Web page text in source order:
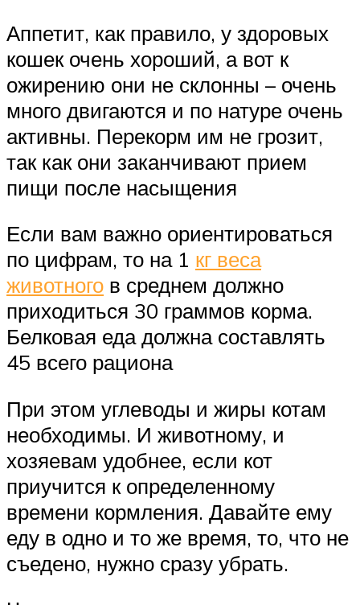
Аппетит, как правило, у здоровых
кошек очень хороший, а вот к
ожирению они не склонны – очень
много двигаются и по натуре очень
активны. Перекорм им не грозит,
так как они заканчивают прием
пищи после насыщения
Если вам важно ориентироваться
по цифрам, то на 1 кг веса
животного в среднем должно
приходиться 30 граммов корма.
Белковая еда должна составлять
45 всего рациона
При этом углеводы и жиры котам
необходимы. И животному, и
хозяевам удобнее, если кот
приучится к определенному
времени кормления. Давайте ему
еду в одно и то же время, то, что не
съедено, нужно сразу убрать.